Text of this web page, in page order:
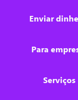
Enviar
Para
Serviços